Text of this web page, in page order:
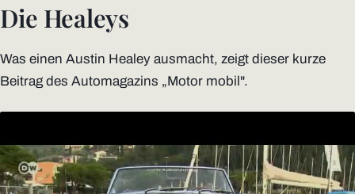
Die Healeys
Was einen Austin Healey ausmacht, zeigt dieser kurze
Beitrag des Automagazins „Motor mobil".